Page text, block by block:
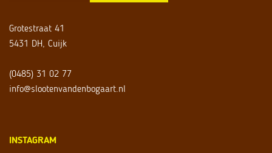
Grotestraat 41
5431 DH, Cuijk
(0485) 31 02 77
info@slootenvandenbogaart.nl
INSTAGRAM